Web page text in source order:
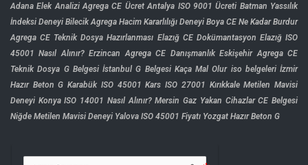
Adana Elek Analizi Agrega CE Ücret Antalya ISO 9001 Ücreti Batman Yassılık
İndeksi Deneyi Bilecik Agrega Hacim Kararlılığı Deneyi Boya CE Ne Kadar Burdur
Agrega CE Teknik Dosya Hazırlanması Elazığ CE Dokümantasyon Elazığ ISO
45001 Nasıl Alınır? Erzincan Agrega CE Danışmanlık Eskişehir Agrega CE
Teknik Dosya G Belgesi İstanbul G Belgesi Kaça Mal Olur iso belgeleri İzmir
Hazır Beton G Karabük ISO 45001 Kars ISO 27001 Kırıkkale Metilen Mavisi
Deneyi Konya ISO 14001 Nasıl Alınır? Mersin Gaz Yakan Cihazlar CE Belgesi
Niğde Metilen Mavisi Deneyi Yalova ISO 45001 Fiyatı Yozgat Hazır Beton G